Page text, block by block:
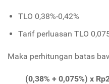
TLO 0,38%-0,42%
Tarif perluasan TLO
Maka perhitungan batas
(0,38% + 0,075%) x